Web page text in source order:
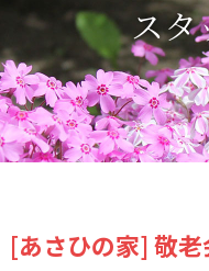
スタ
[あさひの家] 敬老